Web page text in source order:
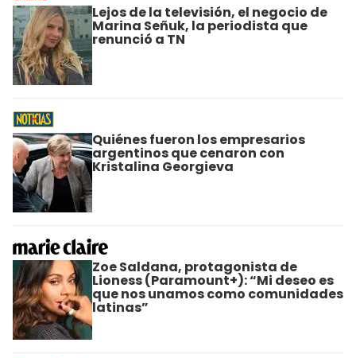
Lejos de la televisión, el negocio de
Marina Señuk, la periodista que
renunció a TN
Quiénes fueron los empresarios
argentinos que cenaron con
Kristalina Georgieva
Zoe Saldana, protagonista de
Lioness (Paramount+): “Mi deseo es
que nos unamos como comunidades
latinas”